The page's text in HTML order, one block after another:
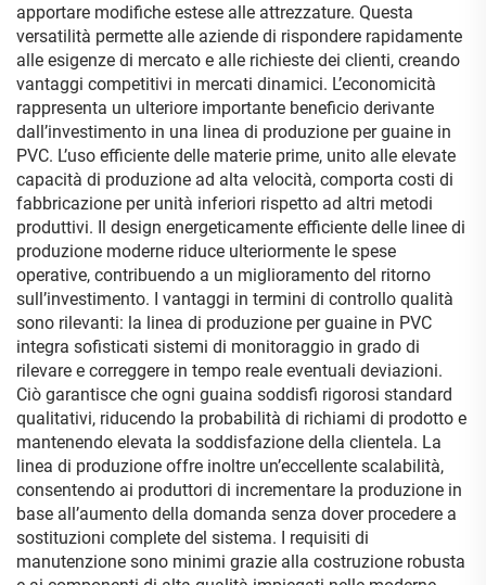
apportare modifiche estese alle attrezzature. Questa
versatilità permette alle aziende di rispondere rapidamente
alle esigenze di mercato e alle richieste dei clienti, creando
vantaggi competitivi in mercati dinamici. L’economicità
rappresenta un ulteriore importante beneficio derivante
dall’investimento in una linea di produzione per guaine in
PVC. L’uso efficiente delle materie prime, unito alle elevate
capacità di produzione ad alta velocità, comporta costi di
fabbricazione per unità inferiori rispetto ad altri metodi
produttivi. Il design energeticamente efficiente delle linee di
produzione moderne riduce ulteriormente le spese
operative, contribuendo a un miglioramento del ritorno
sull’investimento. I vantaggi in termini di controllo qualità
sono rilevanti: la linea di produzione per guaine in PVC
integra sofisticati sistemi di monitoraggio in grado di
rilevare e correggere in tempo reale eventuali deviazioni.
Ciò garantisce che ogni guaina soddisfi rigorosi standard
qualitativi, riducendo la probabilità di richiami di prodotto e
mantenendo elevata la soddisfazione della clientela. La
linea di produzione offre inoltre un’eccellente scalabilità,
consentendo ai produttori di incrementare la produzione in
base all’aumento della domanda senza dover procedere a
sostituzioni complete del sistema. I requisiti di
manutenzione sono minimi grazie alla costruzione robusta